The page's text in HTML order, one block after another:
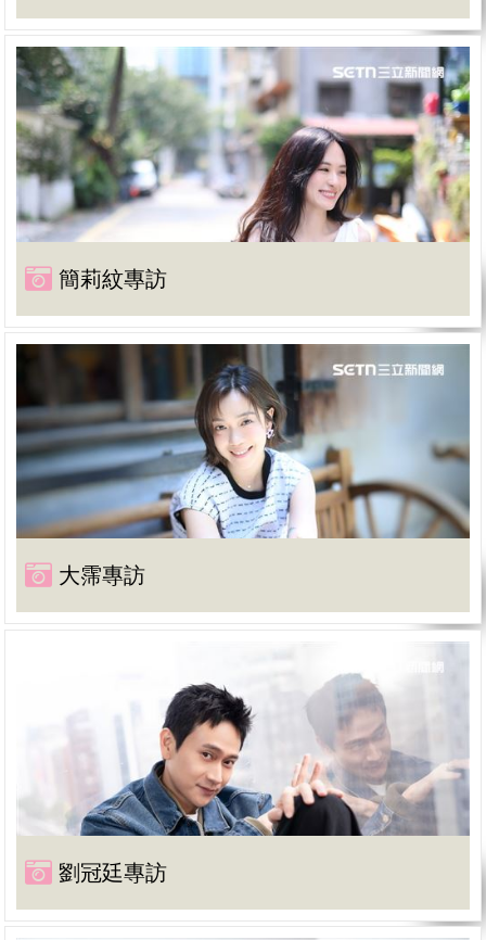
簡莉紋專訪
大霈專訪
劉冠廷專訪